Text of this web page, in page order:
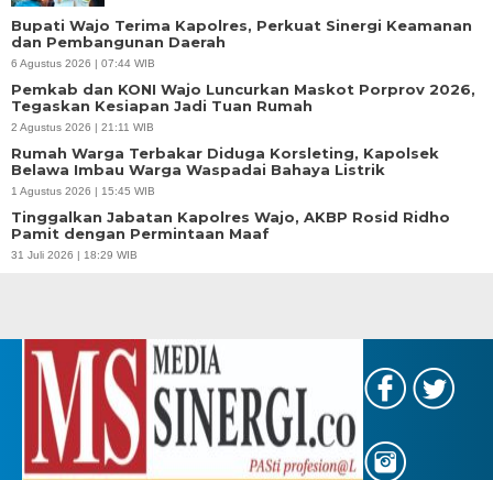
Bupati Wajo Terima Kapolres, Perkuat Sinergi Keamanan
dan Pembangunan Daerah
6 Agustus 2026 | 07:44 WIB
Pemkab dan KONI Wajo Luncurkan Maskot Porprov 2026,
Tegaskan Kesiapan Jadi Tuan Rumah
2 Agustus 2026 | 21:11 WIB
Rumah Warga Terbakar Diduga Korsleting, Kapolsek
Belawa Imbau Warga Waspadai Bahaya Listrik
1 Agustus 2026 | 15:45 WIB
Tinggalkan Jabatan Kapolres Wajo, AKBP Rosid Ridho
Pamit dengan Permintaan Maaf
31 Juli 2026 | 18:29 WIB